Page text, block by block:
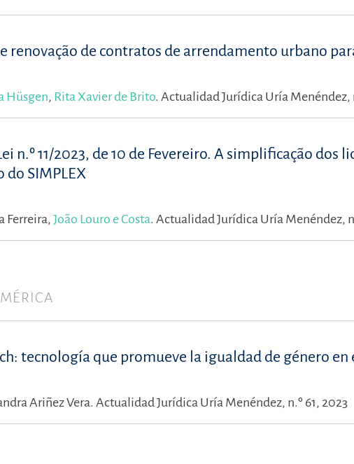
renovação de contratos de arrendamento urbano
Hüsgen, Rita Xavier de Brito. Actualidad Jurídica Uría Menéndez,
n.º 11/2023, de 10 de Fevereiro. A simplificação dos
do SIMPLEX
Ferreira, João Louro e Costa. Actualidad Jurídica Uría Menéndez,
tecnología que promueve la igualdad de género
Ariñez Vera. Actualidad Jurídica Uría Menéndez, n.º 61, 2023